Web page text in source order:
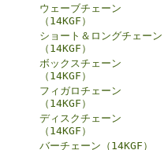
ウェーブチェーン
（14KGF）
ショート＆ロングチェーン
（14KGF）
ボックスチェーン
（14KGF）
フィガロチェーン
（14KGF）
ディスクチェーン
（14KGF）
バーチェーン（14KGF）